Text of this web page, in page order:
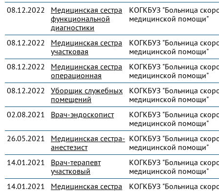
08.12.2022
Медицинская сестра
функциональной
диагностики
КОГКБУЗ "Больница
медицинской помощи"
08.12.2022
Медицинская сестра
участковая
КОГКБУЗ "Больница
медицинской помощи"
08.12.2022
Медицинская сестра
операционная
КОГКБУЗ "Больница
медицинской помощи"
08.12.2022
Уборщик служебных
помещений
КОГКБУЗ "Больница
медицинской помощи"
02.08.2021
Врач-эндоскопист
КОГКБУЗ "Больница
медицинской помощи"
26.05.2021
Медицинская сестра-
анестезист
КОГКБУЗ "Больница
медицинской помощи"
14.01.2021
Врач-терапевт
участковый
КОГКБУЗ "Больница
медицинской помощи"
14.01.2021
Медицинская сестра
КОГКБУЗ "Больница